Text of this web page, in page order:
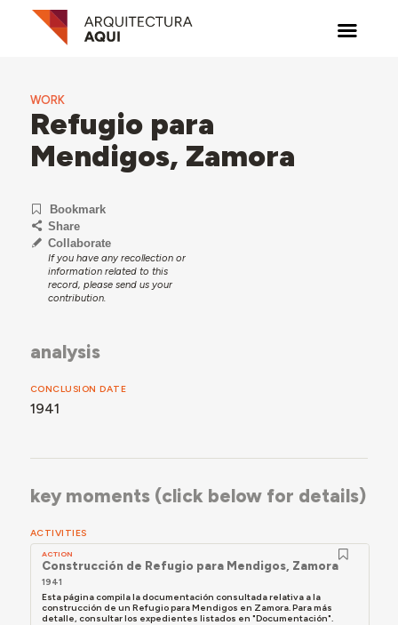
WORK
Refugio para
Mendigos, Zamora
Bookmark
Share
Collaborate
If you have any recollection or
information related to this
record, please send us your
contribution.
analysis
CONCLUSION DATE
1941
key moments (click below for details)
ACTIVITIES
ACTION
Construcción de Refugio para Mendigos, Zamora
1941
Esta página compila la documentación consultada relativa a la
construcción de un Refugio para Mendigos en Zamora. Para más
detalle, consultar los expedientes listados en "Documentación".